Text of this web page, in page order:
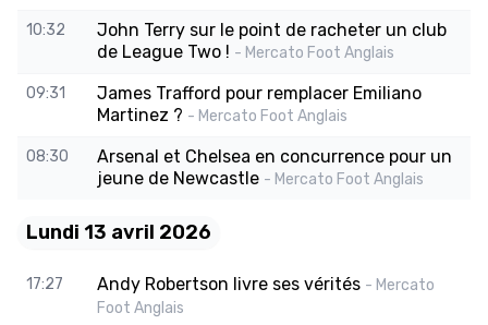
10:32
John Terry sur le point de racheter un club
de League Two ! - Mercato Foot Anglais
09:31
James Trafford pour remplacer Emiliano
Martinez ? - Mercato Foot Anglais
08:30
Arsenal et Chelsea en concurrence pour un
jeune de Newcastle - Mercato Foot Anglais
Lundi 13 avril 2026
17:27 Andy Robertson livre ses vérités - Mercato
Foot Anglais